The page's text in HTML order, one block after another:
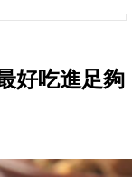
好吃進足夠